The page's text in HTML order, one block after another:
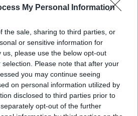
My Personal Information
the sale, sharing to third parties, or
or sensitive information for
please use the below opt-out
Please note that after your
you may continue seeing
on personal information utilized by
disclosed to third parties prior to
opt-out of the further
ήταν επικά!